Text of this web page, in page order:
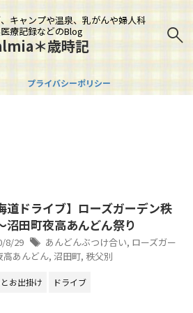
キャンプや温泉、乳がんや婦人科
療記録などのBlog
＊歳時記
プライバシーポリシー
道ドライブ】ローズガーデン秩
沼田町夜高あんどん祭り
8/29 あんどんぶつけ合い, ローズガー
高あんどん, 沼田町, 秩父別
お出掛け ドライブ